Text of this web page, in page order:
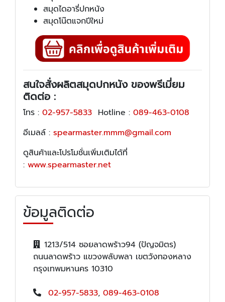
สมุดไดอารี่ปกหนัง
สมุดโน๊ตแจกปีใหม่
สนใจสั่งผลิตสมุดปกหนัง ของพรีเมี่ยม
ติดต่อ :
โทร : 02-957-5833 Hotline : 089-463-0108
อีเมลล์ : spearmaster.mmm@gmail.com
ดูสินค้าและโปรโมชั่นเพิ่มเติมได้ที่
: www.spearmaster.net
ข้อมูลติดต่อ
1213/514 ซอยลาดพร้าว94 (ปัญจมิตร)
ถนนลาดพร้าว แขวงพลับพลา เขตวังทองหลาง
กรุงเทพมหานคร 10310
02-957-5833, 089-463-0108